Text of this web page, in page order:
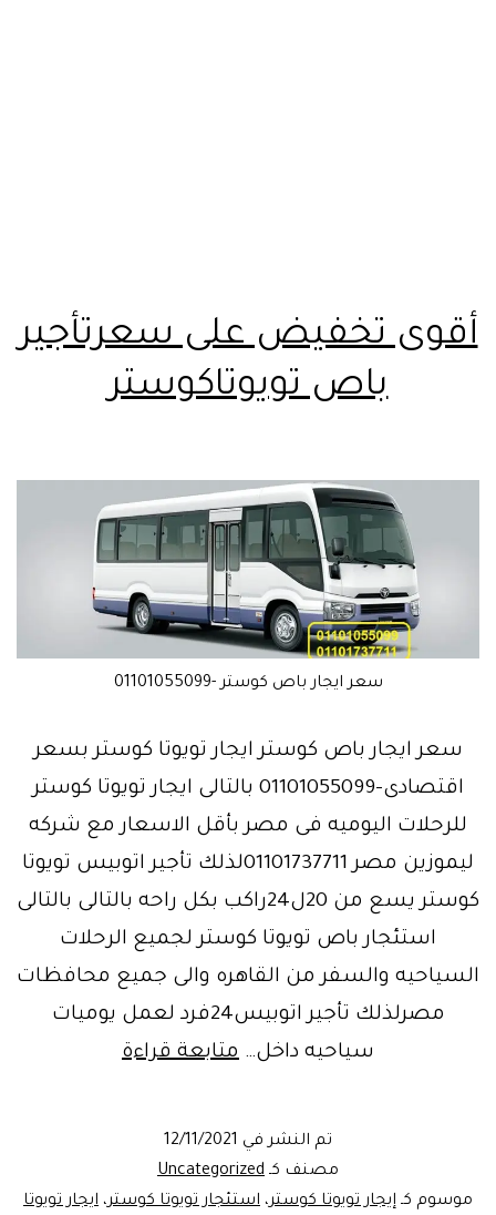
أقوى تخفيض على سعرتأجير
باص تويوتاكوستر
سعر ايجار باص كوستر -01101055099
سعر ايجار باص كوستر ايجار تويوتا كوستر بسعر
اقتصادى-01101055099 بالتالى ايجار تويوتا كوستر
للرحلات اليوميه فى مصر بأقل الاسعار مع شركه
ليموزين مصر 01101737711لذلك تأجير اتوبيس تويوتا
كوستر يسع من 20ل24راكب بكل راحه بالتالى بالتالى
استئجار باص تويوتا كوستر لجميع الرحلات
السياحيه والسفر من القاهره والى جميع محافظات
مصرلذلك تأجير اتوبيس24فرد لعمل يوميات
سياحيه داخل… متابعة قراءة
باص
تم النشر في 12/11/2021
مصنف كـ Uncategorized
موسوم كـ إيجار تويوتا كوستر، استئجار تويوتا كوستر، ايجار تويوتا